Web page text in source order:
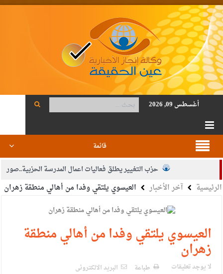
أغسطس 09, 2026
قائمة
حزب التغيير يطلق فعاليات اعمال المدرسة الحزبية..صور
الجيش يفتح باب التجنيد لحملة البكالوريوس في الحقوق والقانون
بيان اجتماع عمّان:دعم الوصاية الهاشمية التاريخية على المقدسات
الإسلامية والمسيحية
الأمن يتلف 16 مليون حبة كبتاجون و1480 كغم مواد مخدرة
النواب يقر مشروع تعديل قانون الملكية العقارية
الرئيسية آخر الأخبار العيسوي يلتقي وفدا من أهالي منطقة زهران
العيسوي يلتقي وفدا من أهالي منطقة
زهران
لا يوجد تعليقات طباعة البريد الالكترونى